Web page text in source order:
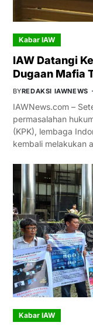
Kabar IAW
IAW Datangi
Dugaan Mafia
BYREDAKSI IAWNEWS
IAWNews.com –
permasalahan
(KPK), lembaga
kembali melakukan
Kabar IAW